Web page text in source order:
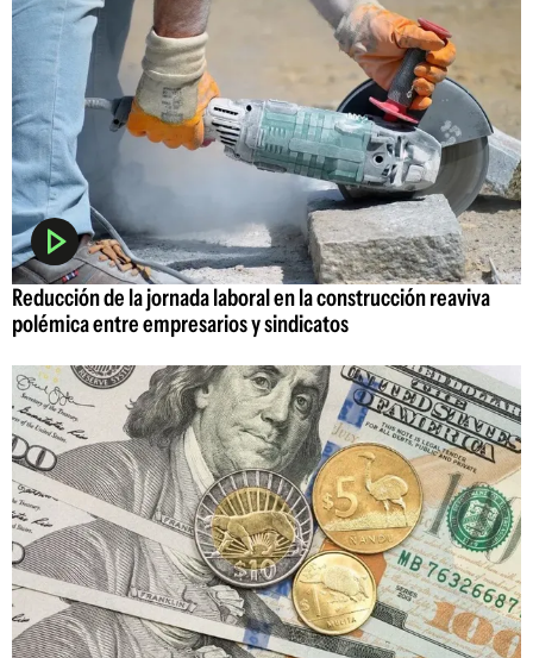
Reducción de la jornada laboral en la construcción reaviva
polémica entre empresarios y sindicatos